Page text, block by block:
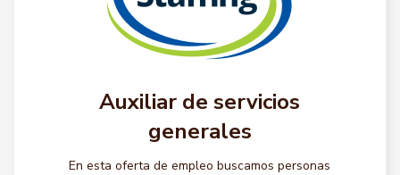
Auxiliar de servicios
generales
En esta oferta de empleo buscamos personas